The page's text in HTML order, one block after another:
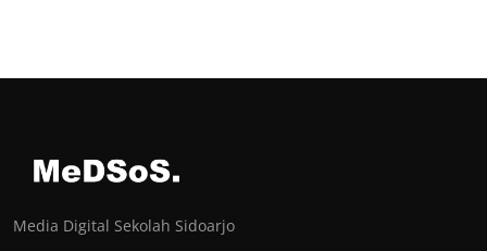
Media Digital Sekolah Sidoarjo